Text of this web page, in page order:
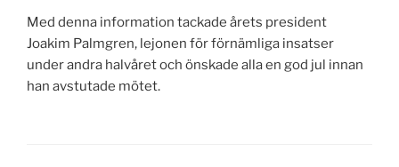
Med denna information tackade årets president
Joakim Palmgren, lejonen för förnämliga insatser
under andra halvåret och önskade alla en god jul innan
han avstutade mötet.